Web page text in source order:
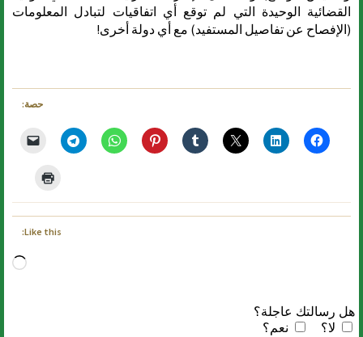
القضائية الوحيدة التي لم توقع أي اتفاقيات لتبادل المعلومات
(الإفصاح عن تفاصيل المستفيد) مع أي دولة أخرى!
حصة:
Like this:
هل رسالتك عاجلة؟
لا؟
نعم؟